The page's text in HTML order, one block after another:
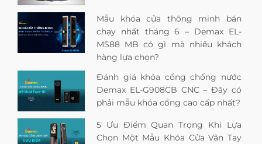
Mẫu khóa cửa thông minh bán
chạy nhất tháng 6 – Demax EL-
MS88 MB có gì mà nhiều khách
hàng lựa chọn?
Đánh giá khóa cổng chống nước
Demax EL-G908CB CNC – Đây có
phải mẫu khóa cổng cao cấp nhất?
5 Ưu Điểm Quan Trọng Khi Lựa
Chọn Một Mẫu Khóa Cửa Vân Tay